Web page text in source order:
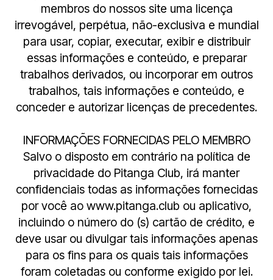
membros do nossos site uma licença
irrevogável, perpétua, não-exclusiva e mundial
para usar, copiar, executar, exibir e distribuir
essas informações e conteúdo, e preparar
trabalhos derivados, ou incorporar em outros
trabalhos, tais informações e conteúdo, e
conceder e autorizar licenças de precedentes.
INFORMAÇÕES FORNECIDAS PELO MEMBRO
Salvo o disposto em contrário na política de
privacidade do Pitanga Club, irá manter
confidenciais todas as informações fornecidas
por você ao www.pitanga.club ou aplicativo,
incluindo o número do (s) cartão de crédito, e
deve usar ou divulgar tais informações apenas
para os fins para os quais tais informações
foram coletadas ou conforme exigido por lei.